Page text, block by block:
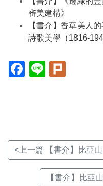
審美建構》
【書介】香草美人
詩歌美學（1816-
Facebook(另
開
Line(另
開
<上一篇 【書介】比亞
【書介】比亞